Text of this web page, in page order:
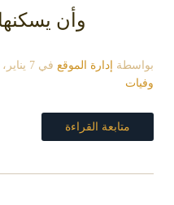
وأن
بواسطة إدارة الموقع في 7 يناير، 2018
وفيات
متابعة القراءة